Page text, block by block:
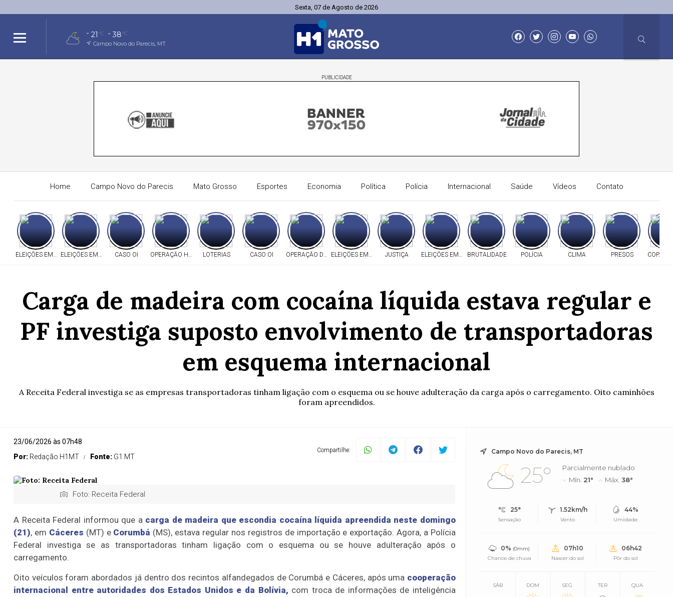
Sexta, 07 de Agosto de 2026
21 °C 38°C
Campo Novo do Parecis, MT
PUBLICIDADE
Home Campo Novo do Parecis Mato Grosso Esportes Economia Política Polícia Internacional Saúde Vídeos Contato
ELEIÇÕES EM MTELEIÇÕES EM MT CASO OI OPERAÇÃO HERITAGELOTERIAS CASO OI OPERAÇÃO DA PFELEIÇÕES EM MT JUSTIÇA ELEIÇÕES EM MTBRUTALIDADE POLÍCIA CLIMA PRESOS COPA
Carga de madeira com cocaína líquida estava regular e
PF investiga suposto envolvimento de transportadoras
em esquema internacional
A Receita Federal investiga se as empresas transportadoras tinham ligação com o esquema ou se houve adulteração da carga após o carregamento. Oito caminhões
foram apreendidos.
23/06/2026 às 07h48
Por: Redação H1MT Fonte: G1 MT
Compartilhe:
Foto: Receita Federal
A Receita Federal informou que a carga de madeira que escondia cocaína líquida apreendida neste domingo
(21), em Cáceres (MT) e Corumbá (MS), estava regular nos registros de importação e exportação. Agora, a Polícia
Federal investiga se as transportadoras tinham ligação com o esquema ou se houve adulteração após o
carregamento.
Oito veículos foram abordados já dentro dos recintos alfandegados de Corumbá e Cáceres, após uma cooperação
internacional entre autoridades dos Estados Unidos e da Bolívia, com troca de informações de inteligência
Campo Novo do Parecis, MT
25°
Parcialmente nublado
Mín. 21° Máx.38°
25°
Sensação
1.52km/h
Vento
44%
Umidade
0% (0mm)
Chance de chuva
07h10
Nascer do sol
06h42
Pôr do sol
SÁB DOM SEG TER QUA